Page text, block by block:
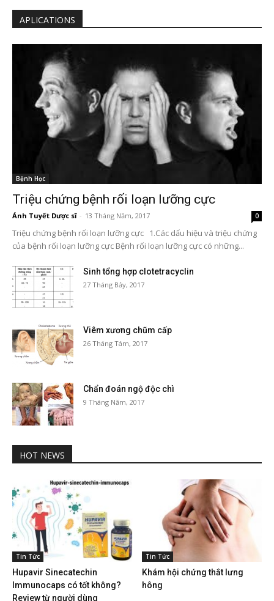
APLICATIONS
Bệnh Học
Triệu chứng bệnh rối loạn lưỡng cực
Ánh Tuyết Dược sĩ - 13 Tháng Năm, 2017 0
Triệu chứng bệnh rối loạn lưỡng cực 1.Các dấu hiệu và triệu chứng
của bệnh rối loạn lưỡng cực Bệnh rối loạn lưỡng cực có những...
Sinh tổng hợp clotetracyclin
27 Tháng Bảy, 2017
Viêm xương chũm cấp
26 Tháng Tám, 2017
Chẩn đoán ngộ độc chì
9 Tháng Năm, 2017
HOT NEWS
Tin Tức
Hupavir Sinecatechin
Immunocaps có tốt không?
Review từ người dùng
Tin Tức
Khám hội chứng thắt lưng
hông